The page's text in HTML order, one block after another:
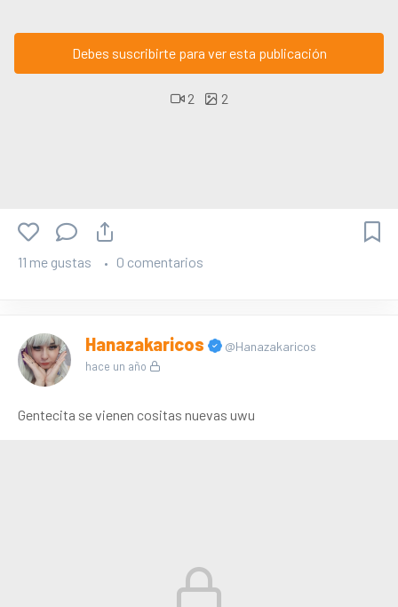
Debes suscribirte para ver esta publicación
2 2
11 me gustas 0 comentarios
Hanazakaricos @Hanazakaricos
hace un año
Gentecita se vienen cositas nuevas uwu